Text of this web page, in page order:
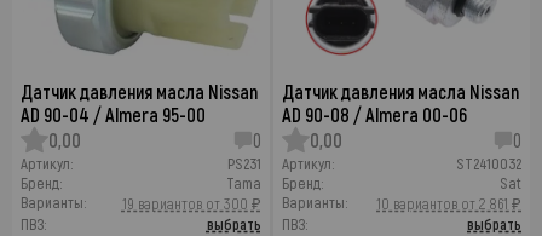
Датчик давления масла Nissan
AD 90-04 / Almera 95-00
0,00
0
Артикул:
PS231
Бренд:
Tama
Варианты:
19 вариантов от 300 ₽
ПВЗ:
выбрать
Датчик давления масла Nissan
AD 90-08 / Almera 00-06
0,00
0
Артикул:
ST2410032
Бренд:
Sat
Варианты:
10 вариантов от 2 861 ₽
ПВЗ:
выбрать